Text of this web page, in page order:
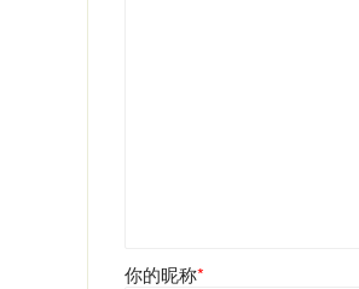
你的昵称*